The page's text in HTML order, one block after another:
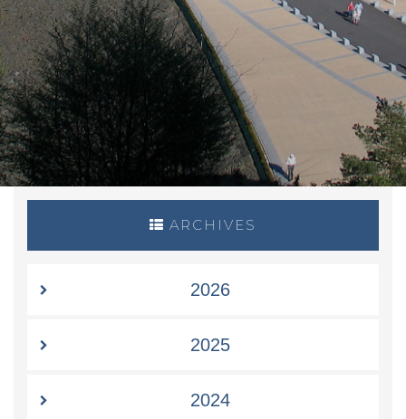
ARCHIVES
2026
2025
2024